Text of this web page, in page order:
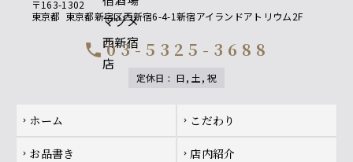
〒163-1302
東京都 東京都新宿区西新宿6-4-1新宿アイランドアトリウム2F
call 03-5325-3688
定休日 : 日, 土, 祝
Footer navigation
chevron_right ホーム chevron_right こだわり
chevron_right お品書き chevron_right 店内紹介